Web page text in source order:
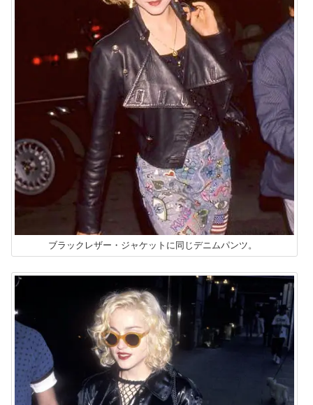
ブラックレザー・ジャケットに同じデニムパンツ。